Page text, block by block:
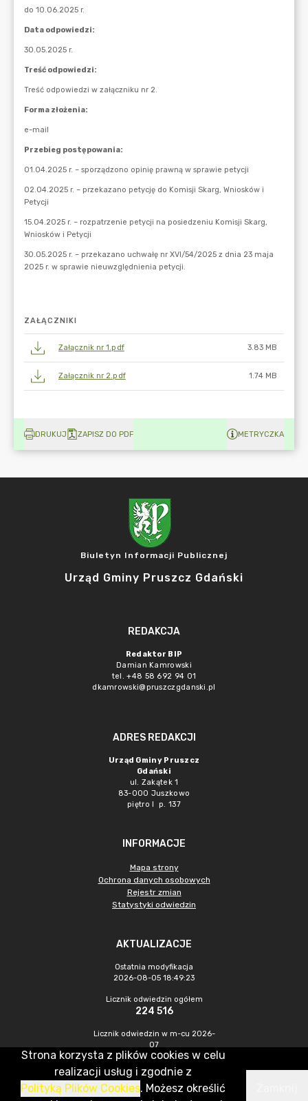
ZAŁĄCZNIKI
Załącznik nr 1.pdf 3.83 MB
Załącznik nr 2.pdf 1.74 MB
DRUKUJ ZAPISZ DO PDF METRYCZKA
Biuletyn Informacji Publicznej
Urząd Gminy Pruszcz Gdański
REDAKCJA
Redaktor BIP
Damian Kamrowski
tel. +48 58 692 94 01
dkamrowski@pruszczgdanski.pl
ADRES REDAKCJI
Urząd Gminy Pruszcz
Gdański
ul. Zakątek 1
83-000 Juszkowo
piętro I p. 137
INFORMACJE
Mapa strony
Ochrona danych osobowych
Rejestr zmian
Statystyki odwiedzin
AKTUALIZACJE
Ostatnia modyfikacja
2026-08-05 18:49:23
Licznik odwiedzin ogółem
224 516
Licznik odwiedzin w m-cu 2026-
07
669
CMS & Hosting: Nefeni Sp. z o.o.
Strona korzysta z plików cookies w celu
realizacji usług i zgodnie z
Polityką Plików Cookies. Możesz określić